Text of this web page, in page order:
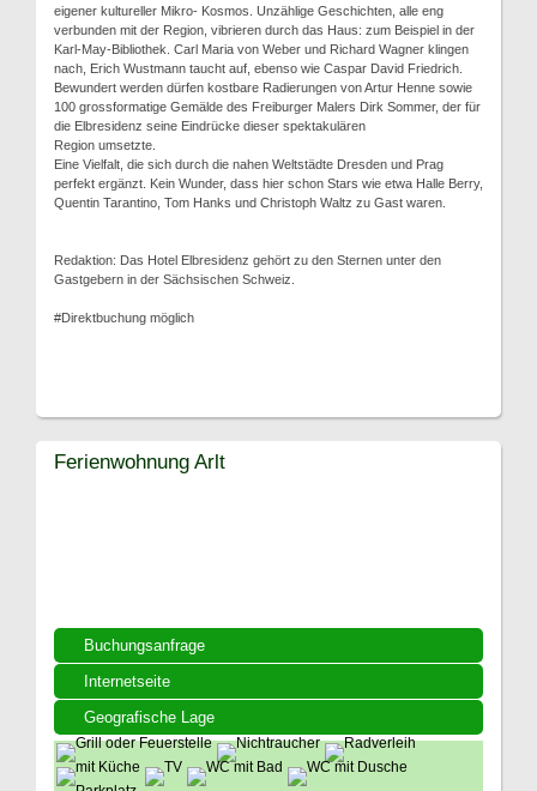
eigener kultureller Mikro- Kosmos. Unzählige Geschichten, alle eng
verbunden mit der Region, vibrieren durch das Haus: zum Beispiel in der
Karl-May-Bibliothek. Carl Maria von Weber und Richard Wagner klingen
nach, Erich Wustmann taucht auf, ebenso wie Caspar David Friedrich.
Bewundert werden dürfen kostbare Radierungen von Artur Henne sowie
100 grossformatige Gemälde des Freiburger Malers Dirk Sommer, der für
die Elbresidenz seine Eindrücke dieser spektakulären
Region umsetzte.
Eine Vielfalt, die sich durch die nahen Weltstädte Dresden und Prag
perfekt ergänzt. Kein Wunder, dass hier schon Stars wie etwa Halle Berry,
Quentin Tarantino, Tom Hanks und Christoph Waltz zu Gast waren.
Redaktion: Das Hotel Elbresidenz gehört zu den Sternen unter den
Gastgebern in der Sächsischen Schweiz.
#Direktbuchung möglich
Buchungsanfrage
Internetseite
Geografische Lage
Ferienwohnung Arlt